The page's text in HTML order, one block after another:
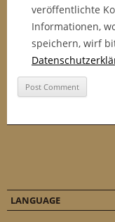
veröffentlichte
Informationen,
speichern, wirf
LANGUAGE